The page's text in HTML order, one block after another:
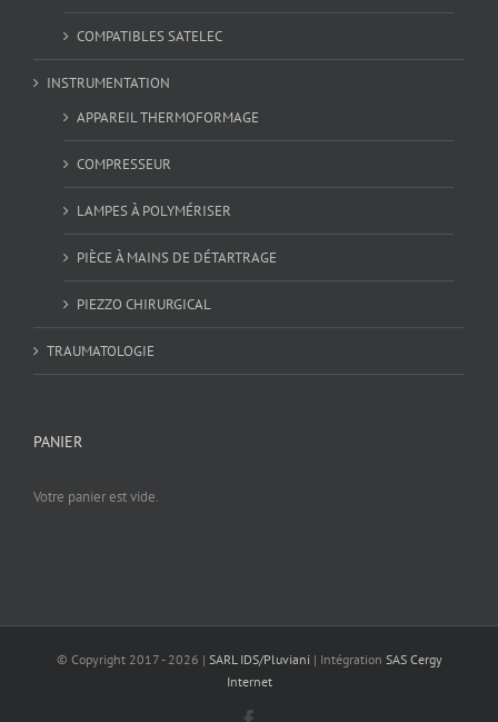
COMPATIBLES SATELEC
INSTRUMENTATION
APPAREIL THERMOFORMAGE
COMPRESSEUR
LAMPES À POLYMÉRISER
PIÈCE À MAINS DE DÉTARTRAGE
PIEZZO CHIRURGICAL
TRAUMATOLOGIE
PANIER
Votre panier est vide.
© Copyright 2017 - 2026 | SARL IDS/Pluviani | Intégration SAS Cergy
Internet